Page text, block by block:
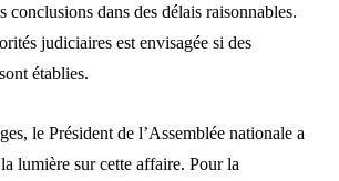
conclusions dans des délais raisonnables.
judiciaires est envisagée si des
établies.
le Président de l’Assemblée nationale a
lumière sur cette affaire. Pour la